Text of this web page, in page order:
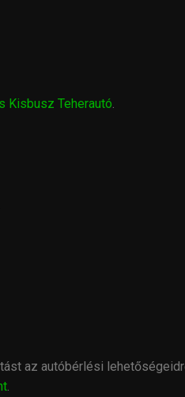
Kisbusz Teherautó.
az autóbérlési
.